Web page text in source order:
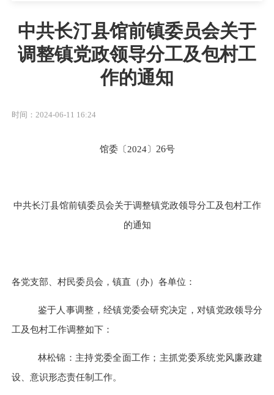
中共长汀县馆前镇委员会关于
调整镇党政领导分工及包村工
作的通知
时间：2024-06-11 16:24
馆委〔2024〕 26号
中共长汀县馆前镇委员会关于调整镇党政领导分工及包村工作
的通知
各党支部、村民委员会，镇直（办）各单位：
鉴于人事调整，经镇党委会研究决定，对镇党政领导分
工及包村工作调整如下：
林松锦：主持党委全面工作；主抓党委系统党风廉政建
设、意识形态责任制工作。